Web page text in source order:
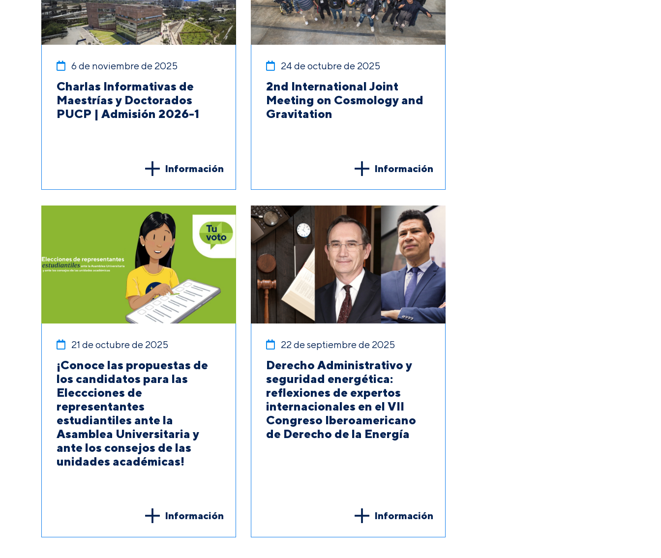
6 de noviembre de 2025
Charlas Informativas de
Maestrías y Doctorados
PUCP | Admisión 2026-1
Información
24 de octubre de 2025
2nd International Joint
Meeting on Cosmology and
Gravitation
Información
21 de octubre de 2025
¡Conoce las propuestas de
los candidatos para las
Eleccciones de
representantes
estudiantiles ante la
Asamblea Universitaria y
ante los consejos de las
unidades académicas!
Información
22 de septiembre de 2025
Derecho Administrativo y
seguridad energética:
reflexiones de expertos
internacionales en el VII
Congreso Iberoamericano
de Derecho de la Energía
Información